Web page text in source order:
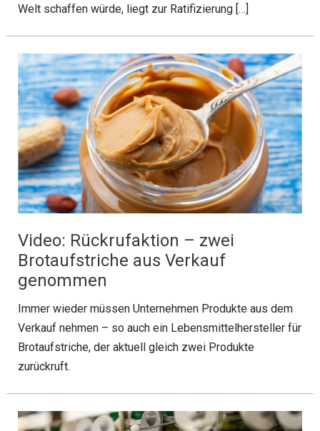
Welt schaffen würde, liegt zur Ratifizierung […]
Video: Rückrufaktion – zwei
Brotaufstriche aus Verkauf
genommen
Immer wieder müssen Unternehmen Produkte aus dem
Verkauf nehmen – so auch ein Lebensmittelhersteller für
Brotaufstriche, der aktuell gleich zwei Produkte
zurückruft.